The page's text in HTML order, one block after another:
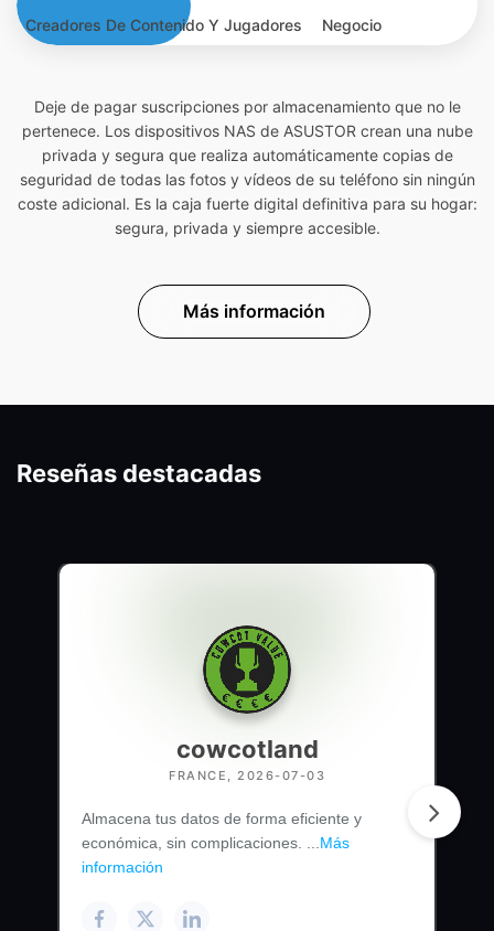
Creadores De Contenido Y Jugadores Negocio
Deje de pagar suscripciones por almacenamiento que no le
pertenece. Los dispositivos NAS de ASUSTOR crean una nube
privada y segura que realiza automáticamente copias de
seguridad de todas las fotos y vídeos de su teléfono sin ningún
coste adicional. Es la caja fuerte digital definitiva para su hogar:
segura, privada y siempre accesible.
Más información
Reseñas destacadas
cowcotland
FRANCE, 2026-07-03
Almacena tus datos de forma eficiente y
económica, sin complicaciones. ... Más
información